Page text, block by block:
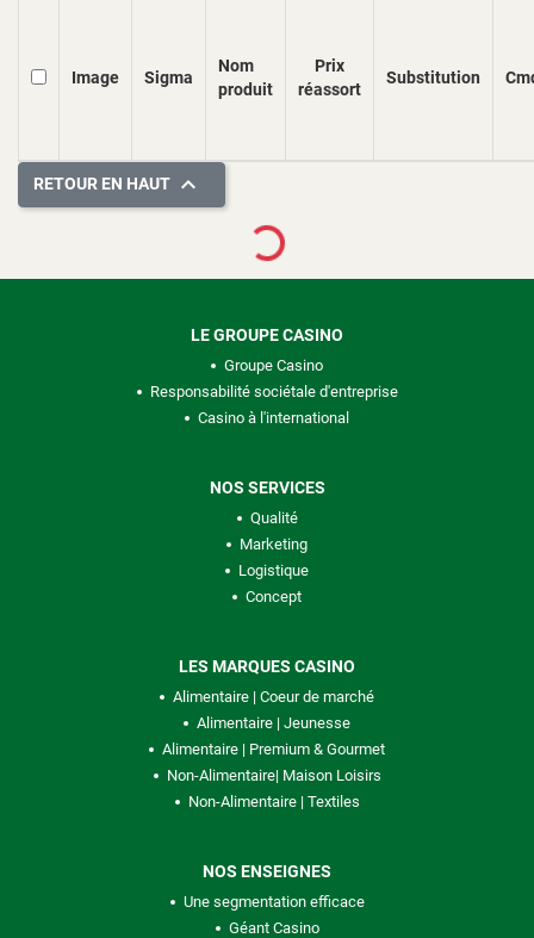
Image Sigma
Nom
produit
Prix
réassort
Substitution
RETOUR EN HAUT  Loading...
LE GROUPE CASINO
Groupe Casino
Responsabilité sociétale d'entreprise
Casino à l'international
NOS SERVICES
Qualité
Marketing
Logistique
Concept
LES MARQUES CASINO
Alimentaire | Coeur de marché
Alimentaire | Jeunesse
Alimentaire | Premium & Gourmet
Non-Alimentaire| Maison Loisirs
Non-Alimentaire | Textiles
NOS ENSEIGNES
Une segmentation efficace
Géant Casino